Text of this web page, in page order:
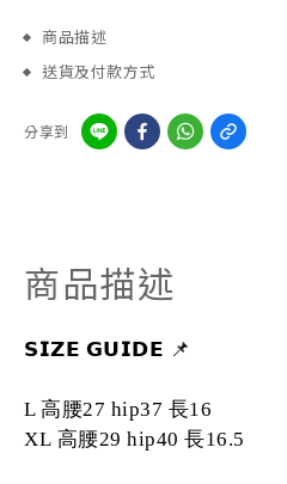
商品描述
送貨及付款方式
分享到
商品描述
𝗦𝗜𝗭𝗘 𝗚𝗨𝗜𝗗𝗘 📌
L 高腰27 hip37 長16
XL 高腰29 hip40 長16.5